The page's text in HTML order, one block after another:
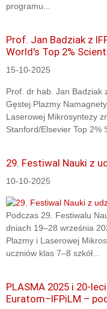
programu...
Prof. Jan Badziak z
World's Top 2%
15-10-2025
Prof. dr hab. Jan Badziak
Gęstej Plazmy
Laserowej Mikrosyntezy
Stanford/Elsevier Top 2%
29. Festiwal Nauki z
10-10-2025
Podczas 29. Festiwalu
dniach 19–28 września
Plazmy i Laserowej
uczniów klas 7–8 szkół...
PLASMA 2025 i 20-
Euratom–IFPiLM –